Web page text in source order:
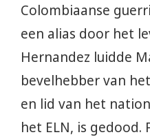
Colombiaanse
een alias door het
Hernandez luidde
bevelhebber van
en lid van het
het ELN, is